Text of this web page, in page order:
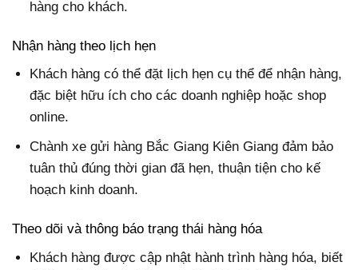
hàng cho khách.
Nhận hàng theo lịch hẹn
Khách hàng có thể đặt lịch hẹn cụ thể để nhận hàng,
đặc biệt hữu ích cho các doanh nghiệp hoặc shop
online.
Chành xe gửi hàng Bắc Giang Kiên Giang đảm bảo
tuân thủ đúng thời gian đã hẹn, thuận tiện cho kế
hoạch kinh doanh.
Theo dõi và thông báo trạng thái hàng hóa
Khách hàng được cập nhật hành trình hàng hóa, biết